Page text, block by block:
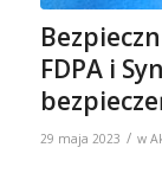
FDPA i
29 maja 2023 / w